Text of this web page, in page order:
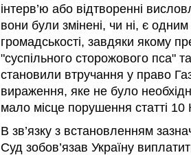
інтерв’ю або відтворенні
вони були змінені, чи ні, є
громадськості, завдяки якому
"суспільного сторожового пса"
становили втручання у право
вираження, яке не було
мало місце порушення статті 10
В зв’язку з встановленням
Суд зобов’язав Україну